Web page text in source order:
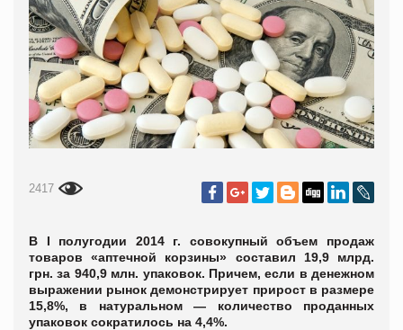
2417
В I полугодии 2014 г. совокупный объем продаж
товаров «аптечной корзины» составил 19,9 млрд.
грн. за 940,9 млн. упаковок. Причем, если в денежном
выражении рынок демонстрирует прирост в размере
15,8%, в натуральном — количество проданных
упаковок сократилось на 4,4%.